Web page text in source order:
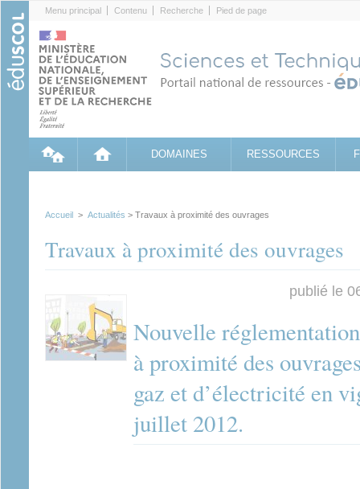
Menu principal Contenu Recherche Pied de page
DOMAINES RESSOURCES
Accueil > Actualités > Travaux à proximité des ouvrages
Travaux à proximité des ouvrages
publié le
Nouvelle
à proximité des
gaz et d’électricité en
juillet 2012.